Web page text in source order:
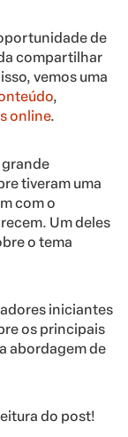
de
compartilhar
vemos uma
,
online.
grande
tiveram uma
com o
Um deles
o tema
iniciantes
os principais
abordagem de
do post!